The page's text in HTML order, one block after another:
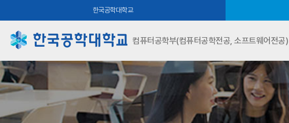
한국공학대학교
컴퓨터공학부(컴퓨터공학전공, 소프트웨어전공)